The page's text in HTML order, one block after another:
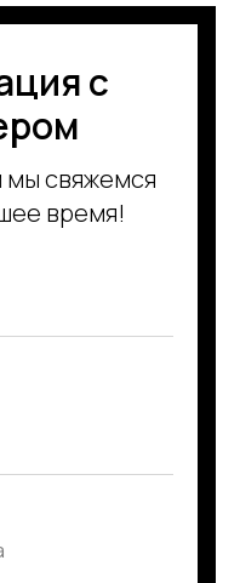
с
мы свяжемся
время!